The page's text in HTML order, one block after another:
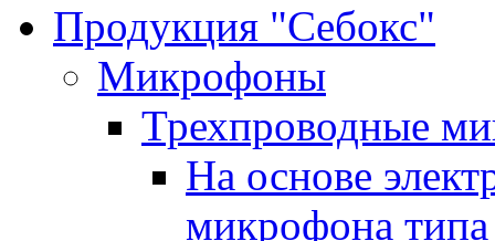
Продукция "Себокс"
Микрофоны
Трехпроводные
На основе
микрофона